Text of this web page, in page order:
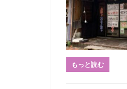
もっと読む